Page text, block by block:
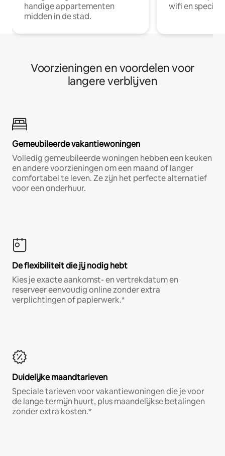
handige appartementen
midden in de stad.
wifi en
Voorzieningen en voordelen voor
langere verblijven
Gemeubileerde vakantiewoningen
Volledig gemeubileerde woningen hebben een keuken
en andere voorzieningen om een maand of langer
comfortabel te leven. Ze zijn het perfecte alternatief
voor een onderhuur.
De flexibiliteit die jij nodig hebt
Kies je exacte aankomst- en vertrekdatum en
reserveer eenvoudig online zonder extra
verplichtingen of papierwerk.*
Duidelijke maandtarieven
Speciale tarieven voor vakantiewoningen die je voor
de lange termijn huurt, plus maandelijkse betalingen
zonder extra kosten.*